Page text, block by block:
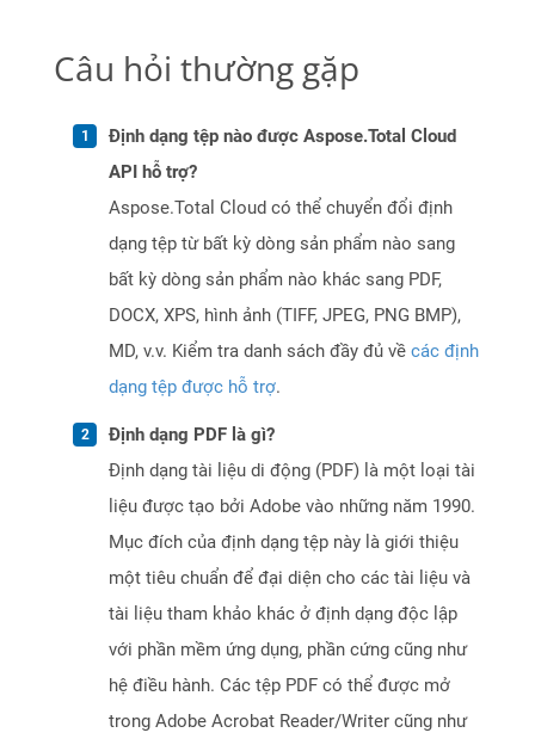
Câu hỏi thường gặp
Định dạng tệp nào được Aspose.Total Cloud
API hỗ trợ?
Aspose.Total Cloud có thể chuyển đổi định
dạng tệp từ bất kỳ dòng sản phẩm nào sang
bất kỳ dòng sản phẩm nào khác sang PDF,
DOCX, XPS, hình ảnh (TIFF, JPEG, PNG BMP),
MD, v.v. Kiểm tra danh sách đầy đủ về các định
dạng tệp được hỗ trợ.
Định dạng PDF là gì?
Định dạng tài liệu di động (PDF) là một loại tài
liệu được tạo bởi Adobe vào những năm 1990.
Mục đích của định dạng tệp này là giới thiệu
một tiêu chuẩn để đại diện cho các tài liệu và
tài liệu tham khảo khác ở định dạng độc lập
với phần mềm ứng dụng, phần cứng cũng như
hệ điều hành. Các tệp PDF có thể được mở
trong Adobe Acrobat Reader/Writer cũng như